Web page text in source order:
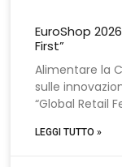
EuroShop
First”
Alimentare la
sulle
“Global Retail
LEGGI TUTTO »